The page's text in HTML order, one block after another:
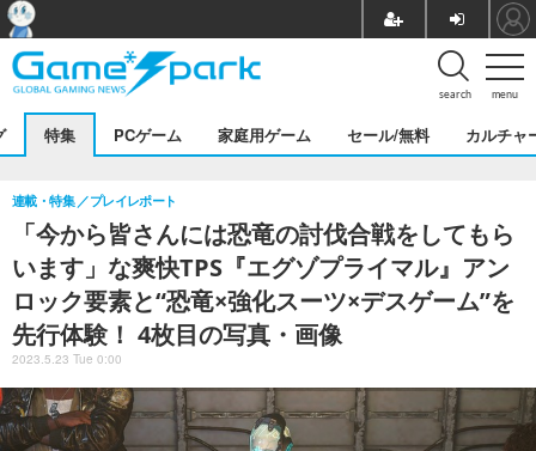
menu
search
特集 PCゲーム 家庭用ゲーム セール/無料 カルチャ
「今から皆さんには恐竜の討伐合戦をしてもら
います」な爽快TPS『エグゾプライマル』アン
ロック要素と“恐竜×強化スーツ×デスゲーム”を
先行体験！ 4枚目の写真・画像
連載・特集 プレイレポート
2023.5.23 Tue 0:00